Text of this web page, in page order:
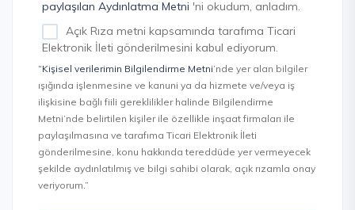
paylaşılan Aydınlatma Metni 'ni okudum, anladım.
Açık Rıza metni kapsamında tarafıma Ticari
Elektronik İleti gönderilmesini kabul ediyorum.
“Kişisel verilerimin Bilgilendirme Metni’nde yer alan bilgiler
ışığında işlenmesine ve kanuni ya da hizmete ve/veya iş
ilişkisine bağlı fiili gereklilikler halinde Bilgilendirme
Metni’nde belirtilen kişiler ile özellikle inşaat firmaları ile
paylaşılmasına ve tarafıma Ticari Elektronik İleti
gönderilmesine, konu hakkında tereddüde yer vermeyecek
şekilde aydınlatılmış ve bilgi sahibi olarak, açık rızamla onay
veriyorum.”